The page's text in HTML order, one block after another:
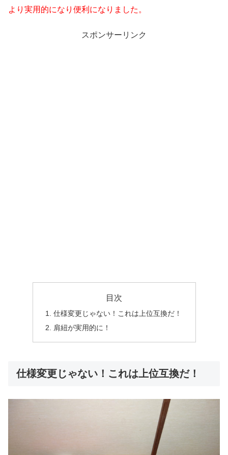
より実用的になり便利になりました。
スポンサーリンク
目次
仕様変更じゃない！これは上位互換だ！
肩紐が実用的に！
仕様変更じゃない！これは上位互換だ！